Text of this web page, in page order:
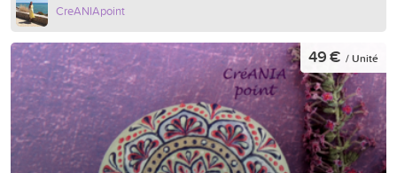
CreANIApoint
49 € / Unité